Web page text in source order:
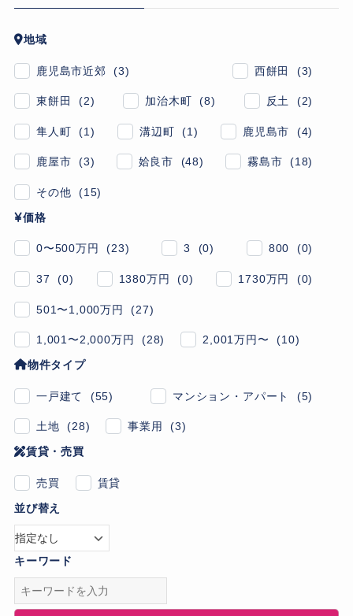
地域
鹿児島市近郊 (3) 西餅田 (3)
東餅田 (2) 加治木町 (8) 反土 (2)
隼人町 (1) 溝辺町 (1) 鹿児島市 (4)
鹿屋市 (3) 姶良市 (48) 霧島市 (18)
その他 (15)
価格
0〜500万円 (23) 3 (0) 800 (0)
37 (0) 1380万円 (0) 1730万円 (0)
501〜1,000万円 (27)
1,001〜2,000万円 (28) 2,001万円〜 (10)
物件タイプ
一戸建て (55) マンション・アパート (5)
土地 (28) 事業用 (3)
賃貸・売買
売買 賃貸
並び替え
キーワード